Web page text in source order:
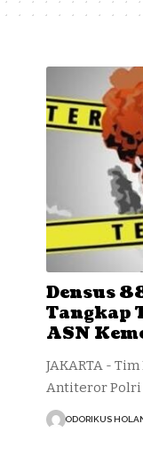
Densus
Tangkap
ASN
JAKARTA -
Antiteror Polri
ODORIKUS